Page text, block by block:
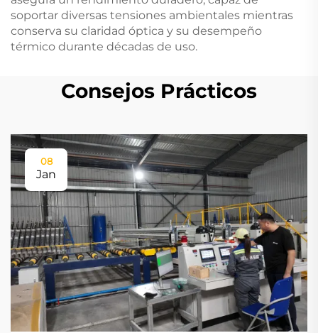
soportar diversas tensiones ambientales mientras
conserva su claridad óptica y su desempeño
térmico durante décadas de uso.
Consejos Prácticos
08
Jan